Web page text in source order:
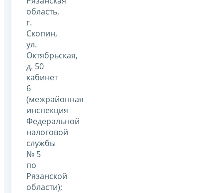
область,
г.
Скопин,
ул.
Октябрьская,
д. 50
кабинет
6
(межрайонная
инспекция
Федеральной
налоговой
службы
№ 5
по
Рязанской
области);